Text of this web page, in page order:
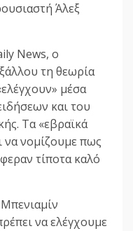
Άλεξ
News, ο
τη θεωρία
μέσα
και του
Τα «εβραϊκά
να νομίζουμε πως
τίποτα καλό
να ελέγχουμε